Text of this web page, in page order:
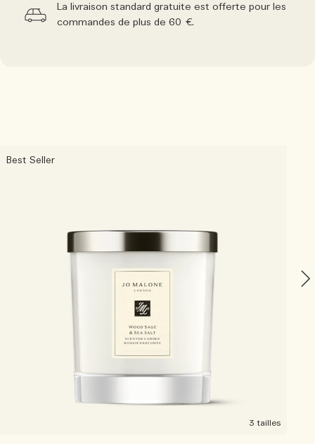
La livraison standard gratuite est offerte pour les
commandes de plus de 60 €.
Best Seller
3 tailles